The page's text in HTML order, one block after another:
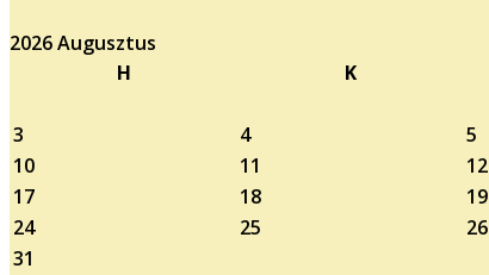
2026 Augusztus
H
K
3
4 5
10
11 12
17
18 19
24
25 26
31